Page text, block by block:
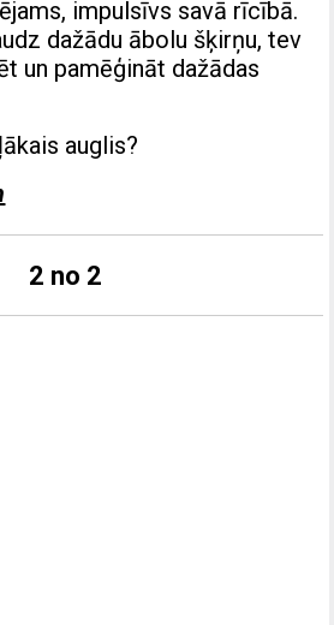
impulsīvs savā rīcībā.
dažādu ābolu šķirņu, tev
un pamēģināt dažādas
auglis?
2 no 2